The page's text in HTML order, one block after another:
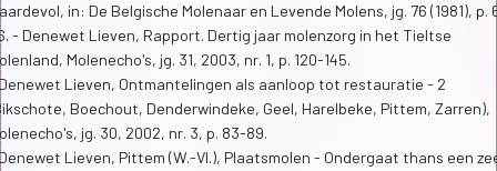
in: De Belgische Molenaar en Levende Molens, jg. 76 (1981), p.
- Denewet Lieven, Rapport. Dertig jaar molenzorg in het Tieltse
Molenecho's, jg. 31, 2003, nr. 1, p. 120-145.
Lieven, Ontmantelingen als aanloop tot restauratie - 2
Boechout, Denderwindeke, Geel, Harelbeke, Pittem, Zarren),
jg. 30, 2002, nr. 3, p. 83-89.
Lieven, Pittem (W.-Vl.), Plaatsmolen - Ondergaat thans een